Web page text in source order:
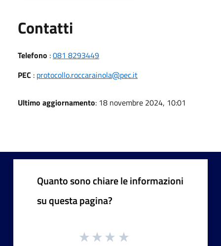
Contatti
Telefono :081 8293449
PEC : protocollo.roccarainola@pec.it
Ultimo aggiornamento: 18 novembre 2024, 10:01
Quanto sono chiare le informazioni
su questa pagina?